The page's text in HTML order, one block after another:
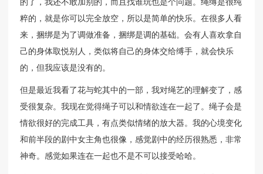
的了，我还不敢加别的，而且找谁玩也是个问题。绳缚是很纯
粹的，就是你可以完全放空，所以是简单的快乐。在很多人看
来，捆绑是为了调做准备，捆绑是调的基础。会有人喜欢拿自
己的身体取悦别人，类似将自己的身体交给缚手，就会快乐
的，但我应该是没有的。
但是最近我看了花与蛇其中的一部，我对绳艺的理解变了，感
受很复杂。我现在觉得绳子可以和情欲连在一起了。绳子会是
情欲很好的完成工具，有点类似情绪的放大器。我的心境变化
和前半段的剧中女主角也很像，感觉剧中的经历很熟悉，非常
神奇。感觉如果连在一起也不是不可以接受哈哈。